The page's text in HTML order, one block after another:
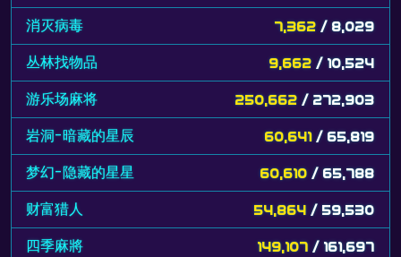
消灭病毒 7,362 / 8,029
丛林找物品 9,662 / 10,524
游乐场麻将 250,662 / 272,903
岩洞-暗藏的星辰 60,641 / 65,819
梦幻-隐藏的星星 60,610 / 65,788
财富猎人 54,864 / 59,530
四季麻將 149,107 / 161,697